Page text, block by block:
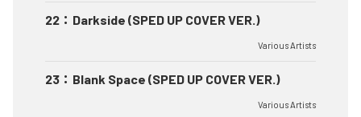
22 ： Darkside (SPED UP COVER VER.)
Various Artists
23 ： Blank Space (SPED UP COVER VER.)
Various Artists